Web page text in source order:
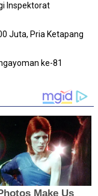
Inspektorat
Juta, Pria Ketapang
ke-81